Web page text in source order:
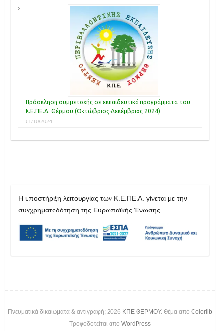
Πρόσκληση συμμετοχής σε εκπαιδευτικά προγράμματα του
Κ.Ε.ΠΕ.Α. Θέρμου (Οκτώβριος-Δεκέμβριος 2024)
01/10/2024
H υποστήριξη λειτουργίας των Κ.Ε.ΠΕ.Α. γίνεται με την
συγχρηματοδότηση της Ευρωπαϊκής Ένωσης.
Πνευματικά δικαιώματα & αντιγραφή; 2026 ΚΠΕ ΘΕΡΜΟΥ. Θέμα από Colorlib
Τροφοδοτείται από WordPress